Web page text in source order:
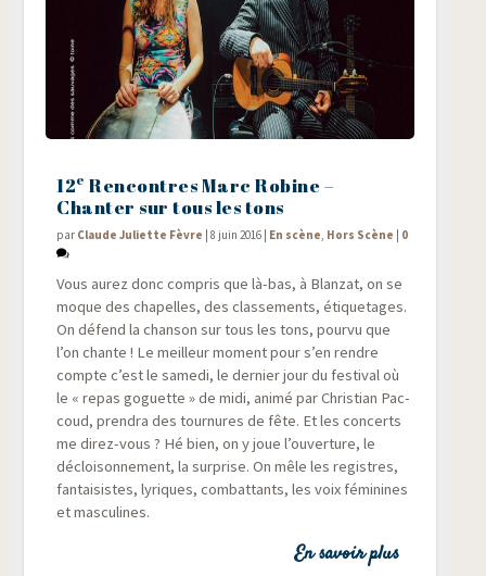
12e Rencontres Marc Robine –
Chanter sur tous les tons
par Claude Juliette Fèvre |8 juin 2016 | En scène Hors Scène | 0
Vous aurez donc com­pris que là-bas, à Blan­zat, on se
moque des cha­pelles, des clas­se­ments, éti­que­tages.
On défend la chan­son sur tous les tons, pour­vu que
l’on chante ! Le meilleur moment pour s’en rendre
compte c’est le same­di, le der­nier jour du fes­ti­val où
le « repas goguette » de midi, ani­mé par Chris­tian Pac­
coud, pren­dra des tour­nures de fête. Et les concerts
me direz-vous ? Hé bien, on y joue l’ouverture, le
décloi­son­ne­ment, la sur­prise. On mêle les registres,
fan­tai­sistes, lyriques, com­bat­tants, les voix fémi­nines
et masculines.
En savoir plus